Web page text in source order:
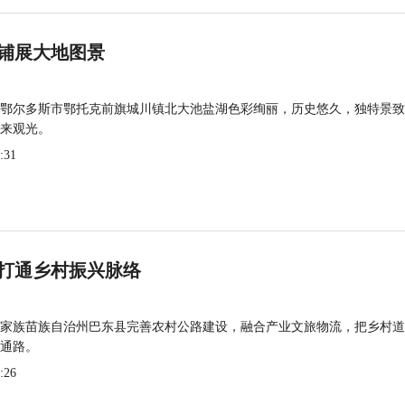
展大地图景
尔多斯市鄂托克前旗城川镇北大池盐湖色彩绚丽，历史悠久，独特景
观光。
通乡村振兴脉络
族苗族自治州巴东县完善农村公路建设，融合产业文旅物流，把乡村
路。